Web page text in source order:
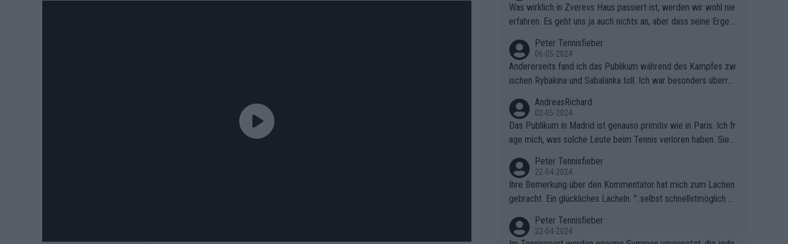
Was wirklich in Zverevs Haus passiert ist, werden wir wohl nie
erfahren. Es geht uns ja auch nichts an, aber dass seine Ergeb
Peter Tennisfieber
06-05-2024
Andererseits fand ich das Publikum während des Kampfes zw
ischen Rybakina und Sabalanka toll. Ich war besonders überras
AndreasRichard
02-05-2024
Das Publikum in Madrid ist genauso primitiv wie in Paris. Ich fr
age mich, was solche Leute beim Tennis verloren haben. Sie s
ben.
Peter Tennisfieber
22-04-2024
Ihre Bemerkung über den Kommentator hat mich zum Lachen
gebracht. Ein glückliches Lächeln. "..selbst schnellstmöglich na
Peter Tennisfieber
22-04-2024